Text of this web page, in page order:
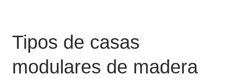
Tipos de casas
modulares de madera